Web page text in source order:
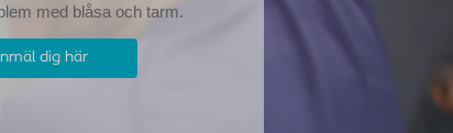
med blåsa och tarm.
dig här